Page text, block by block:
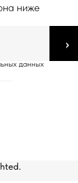
ниже
данных
›